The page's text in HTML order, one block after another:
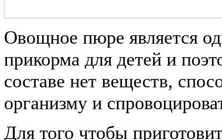
Овощное пюре является
прикорма для детей и
составе нет веществ,
организму и
Для того чтобы